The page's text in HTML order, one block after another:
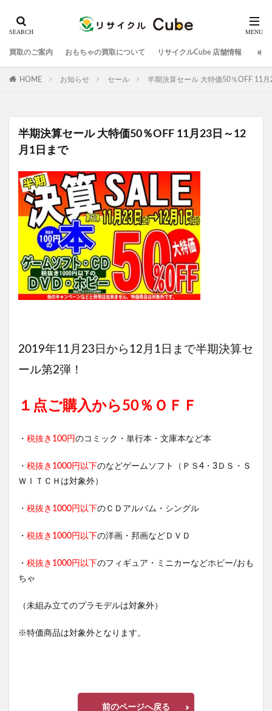
買取のご案内 おもちゃの買取について リサイクルCube 店舗情報
HOME お知らせ セール 半期決算セール 大特価50％OFF 11
半期決算セール 大特価50％OFF 11月23日～12
月1日まで
2019年11月23日から12月1日まで半期決算セ
ール第2弾！
１点ご購入から50％ＯＦＦ
・ 税抜き100円のコミック・単行本・文庫本など本
・ 税抜き1000円以下のなどゲームソフト（ＰＳ4・3ＤＳ・Ｓ
ＷＩＴＣＨは対象外）
・ 税抜き1000円以下のＣＤアルバム・シングル
・ 税抜き1000円以下の洋画・邦画などＤＶＤ
・ 税抜き1000円以下のフィギュア・ミニカーなどホビー/おも
ちゃ
（未組み立てのプラモデルは対象外）
※特価商品は対象外となります。
前のページへ戻る